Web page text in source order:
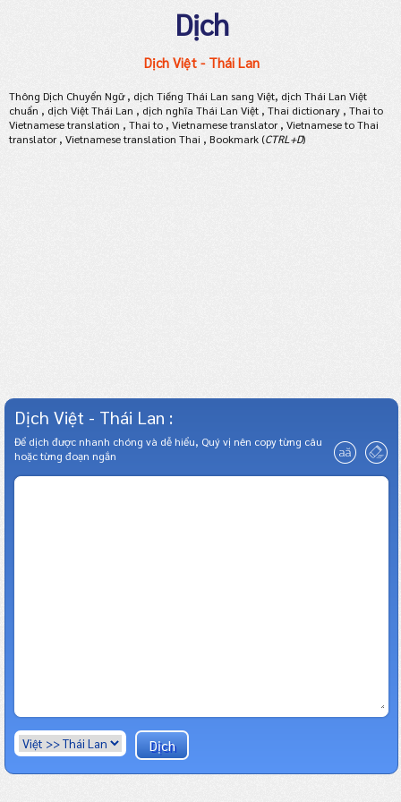
Dịch
Dịch Việt - Thái Lan
Thông Dịch Chuyển Ngữ , dịch Tiếng Thái Lan sang Việt, dịch Thái Lan Việt
chuẩn , dịch Việt Thái Lan , dịch nghĩa Thái Lan Việt , Thai dictionary , Thai to
Vietnamese translation , Thai to , Vietnamese translator , Vietnamese to Thai
translator , Vietnamese translation Thai , Bookmark (CTRL+D)
Dịch Việt - Thái Lan :
Để dịch được nhanh chóng và dễ hiểu, Quý vị nên copy từng câu
hoặc từng đoạn ngắn